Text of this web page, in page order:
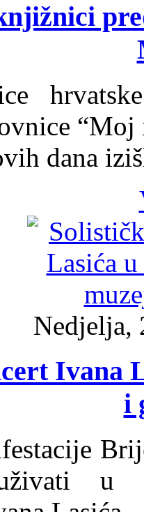
dana
Nedjelja,
Ivana
i
u